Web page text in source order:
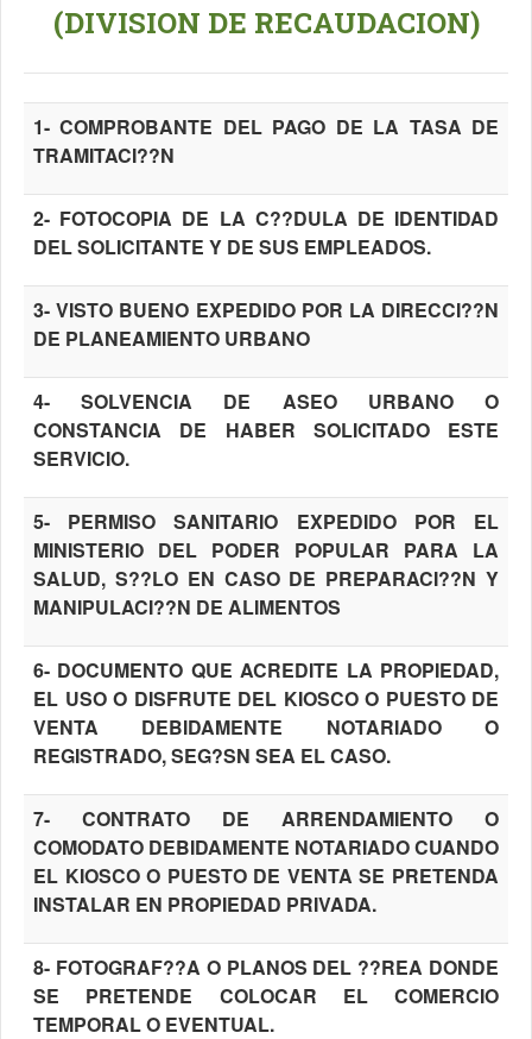
(DIVISION DE RECAUDACION)
1- COMPROBANTE DEL PAGO DE LA TASA DE
TRAMITACI??N
2- FOTOCOPIA DE LA C??DULA DE IDENTIDAD
DEL SOLICITANTE Y DE SUS EMPLEADOS.
3- VISTO BUENO EXPEDIDO POR LA DIRECCI??N
DE PLANEAMIENTO URBANO
4- SOLVENCIA DE ASEO URBANO O
CONSTANCIA DE HABER SOLICITADO ESTE
SERVICIO.
5- PERMISO SANITARIO EXPEDIDO POR EL
MINISTERIO DEL PODER POPULAR PARA LA
SALUD, S??LO EN CASO DE PREPARACI??N Y
MANIPULACI??N DE ALIMENTOS
6- DOCUMENTO QUE ACREDITE LA PROPIEDAD,
EL USO O DISFRUTE DEL KIOSCO O PUESTO DE
VENTA DEBIDAMENTE NOTARIADO O
REGISTRADO, SEG?SN SEA EL CASO.
7- CONTRATO DE ARRENDAMIENTO O
COMODATO DEBIDAMENTE NOTARIADO CUANDO
EL KIOSCO O PUESTO DE VENTA SE PRETENDA
INSTALAR EN PROPIEDAD PRIVADA.
8- FOTOGRAF??A O PLANOS DEL ??REA DONDE
SE PRETENDE COLOCAR EL COMERCIO
TEMPORAL O EVENTUAL.